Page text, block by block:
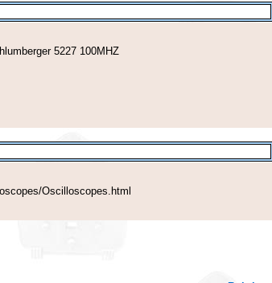
5227 100MHZ
Oscilloscopes.html